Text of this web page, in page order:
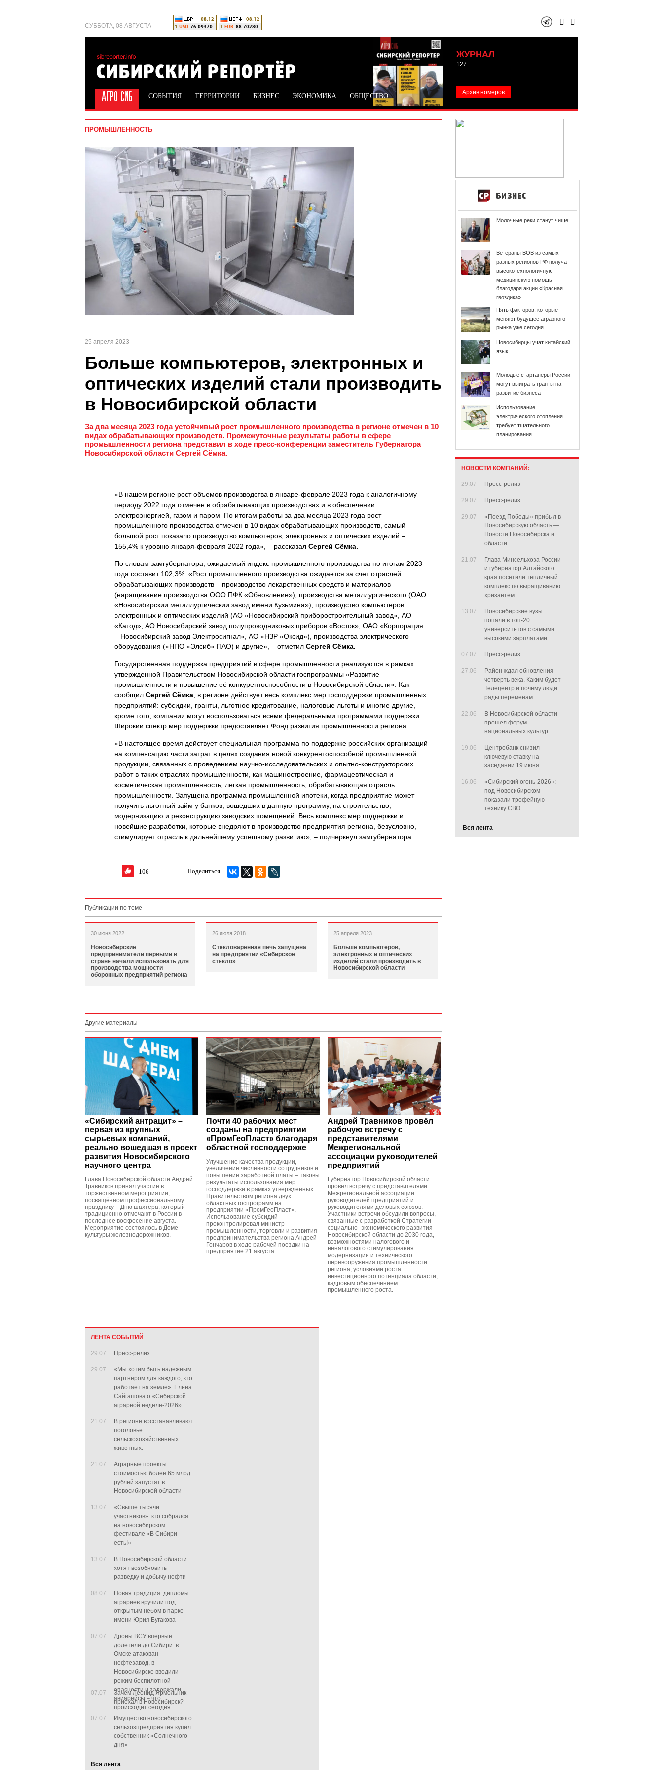
СУББОТА, 08 АВГУСТА
ЖУРНАЛ
127
Архив номеров
СОБЫТИЯ ТЕРРИТОРИИ БИЗНЕС ЭКОНОМИКА ОБЩЕСТВО
ПРОМЫШЛЕННОСТЬ
25 апреля 2023
Больше компьютеров, электронных и
оптических изделий стали производить
в Новосибирской области
За два месяца 2023 года устойчивый рост промышленного производства в регионе отмечен в 10
видах обрабатывающих производств. Промежуточные результаты работы в сфере
промышленности региона представил в ходе пресс-конференции заместитель Губернатора
Новосибирской области Сергей Сёмка.
«В нашем регионе рост объемов производства в январе-феврале 2023 года к аналогичному
периоду 2022 года отмечен в обрабатывающих производствах и в обеспечении
электроэнергией, газом и паром. По итогам работы за два месяца 2023 года рост
промышленного производства отмечен в 10 видах обрабатывающих производств, самый
большой рост показало производство компьютеров, электронных и оптических изделий –
155,4% к уровню января-февраля 2022 года», – рассказал Сергей Сёмка.
По словам замгубернатора, ожидаемый индекс промышленного производства по итогам 2023
года составит 102,3%. «Рост промышленного производства ожидается за счет отраслей
обрабатывающих производств – производство лекарственных средств и материалов
(наращивание производства ООО ПФК «Обновление»), производства металлургического (ОАО
«Новосибирский металлургический завод имени Кузьмина»), производство компьютеров,
электронных и оптических изделий (АО «Новосибирский приборостроительный завод», АО
«Катод», АО Новосибирский завод полупроводниковых приборов «Восток», ОАО «Корпорация
– Новосибирский завод Электросигнал», АО «НЗР «Оксид»), производства электрического
оборудования («НПО «Элсиб» ПАО) и другие», – отметил Сергей Сёмка.
Государственная поддержка предприятий в сфере промышленности реализуются в рамках
утвержденной Правительством Новосибирской области госпрограммы «Развитие
промышленности и повышение её конкурентоспособности в Новосибирской области». Как
сообщил Сергей Сёмка , в регионе действует весь комплекс мер господдержки промышленных
предприятий: субсидии, гранты, льготное кредитование, налоговые льготы и многие другие,
кроме того, компании могут воспользоваться всеми федеральными программами поддержки.
Широкий спектр мер поддержки предоставляет Фонд развития промышленности региона.
«В настоящее время действует специальная программа по поддержке российских организаций
на компенсацию части затрат в целях создания новой конкурентоспособной промышленной
продукции, связанных с проведением научно-исследовательских и опытно-конструкторских
работ в таких отраслях промышленности, как машиностроение, фармацевтическая и
косметическая промышленность, легкая промышленность, обрабатывающая отрасль
промышленности. Запущена программа промышленной ипотеки, когда предприятие может
получить льготный займ у банков, вошедших в данную программу, на строительство,
модернизацию и реконструкцию заводских помещений. Весь комплекс мер поддержки и
новейшие разработки, которые внедряют в производство предприятия региона, безусловно,
стимулирует отрасль к дальнейшему успешному развитию», – подчеркнул замгубернатора.
106 Поделиться:
Публикации по теме
30 июня 2022
Новосибирские
предприниматели первыми в
стране начали использовать для
производства мощности
оборонных предприятий региона
26 июля 2018
Стекловаренная печь запущена
на предприятии «Сибирское
стекло»
25 апреля 2023
Больше компьютеров,
электронных и оптических
изделий стали производить в
Новосибирской области
Другие материалы
«Сибирский антрацит» –
первая из крупных
сырьевых компаний,
реально вошедшая в проект
развития Новосибирского
научного центра
Глава Новосибирской области Андрей
Травников принял участие в
торжественном мероприятии,
посвящённом профессиональному
празднику – Дню шахтёра, который
традиционно отмечают в России в
последнее воскресение августа.
Мероприятие состоялось в Доме
культуры железнодорожников.
Почти 40 рабочих мест
созданы на предприятии
«ПромГеоПласт» благодаря
областной господдержке
Улучшение качества продукции,
увеличение численности сотрудников и
повышение заработной платы – таковы
результаты использования мер
господдержки в рамках утвержденных
Правительством региона двух
областных госпрограмм на
предприятии «ПромГеоПласт».
Использование субсидий
проконтролировал министр
промышленности, торговли и развития
предпринимательства региона Андрей
Гончаров в ходе рабочей поездки на
предприятие 21 августа.
Андрей Травников провёл
рабочую встречу с
представителями
Межрегиональной
ассоциации руководителей
предприятий
Губернатор Новосибирской области
провёл встречу с представителями
Межрегиональной ассоциации
руководителей предприятий и
руководителями деловых союзов.
Участники встречи обсудили вопросы,
связанные с разработкой Стратегии
социально–экономического развития
Новосибирской области до 2030 года,
возможностями налогового и
неналогового стимулирования
модернизации и технического
перевооружения промышленности
региона, условиями роста
инвестиционного потенциала области,
кадровым обеспечением
промышленного роста.
ЛЕНТА СОБЫТИЙ
29.07 Пресс-релиз
29.07
«Мы хотим быть надежным
партнером для каждого, кто
работает на земле»: Елена
Сайгашова о «Сибирской
аграрной неделе-2026»
21.07
В регионе восстанавливают
поголовье
сельскохозяйственных
животных.
21.07
Аграрные проекты
стоимостью более 65 млрд
рублей запустят в
Новосибирской области
13.07
«Свыше тысячи
участников»: кто собрался
на новосибирском
фестивале «В Сибири —
есть!»
13.07
В Новосибирской области
хотят возобновить
разведку и добычу нефти
08.07
Новая традиция: дипломы
аграриев вручили под
открытым небом в парке
имени Юрия Бугакова
07.07
Дроны ВСУ впервые
долетели до Сибири: в
Омске атакован
нефтезавод, в
Новосибирске вводили
режим беспилотной
опасности и задержали
авиарейсы – что
происходит сегодня
07.07
Зачем Леонид Ярмольник
приехал в Новосибирск?
07.07
Имущество новосибирского
сельхозпредприятия купил
собственник «Солнечного
дня»
Вся лента
Молочные реки станут чище
Ветераны ВОВ из самых
разных регионов РФ получат
высокотехнологичную
медицинскую помощь
благодаря акции «Красная
гвоздика»
Пять факторов, которые
меняют будущее аграрного
рынка уже сегодня
Новосибирцы учат китайский
язык
Молодые стартаперы России
могут выиграть гранты на
развитие бизнеса
Использование
электрического отопления
требует тщательного
планирования
НОВОСТИ КОМПАНИЙ:
29.07 Пресс-релиз
29.07 Пресс-релиз
29.07
«Поезд Победы» прибыл в
Новосибирскую область —
Новости Новосибирска и
области
21.07
Глава Минсельхоза России
и губернатор Алтайского
края посетили тепличный
комплекс по выращиванию
хризантем
13.07
Новосибирские вузы
попали в топ-20
университетов с самыми
высокими зарплатами
07.07 Пресс-релиз
27.06
Район ждал обновления
четверть века. Каким будет
Телецентр и почему люди
рады переменам
22.06
В Новосибирской области
прошел форум
национальных культур
19.06
Центробанк снизил
ключевую ставку на
заседании 19 июня
16.06
«Сибирский огонь-2026»:
под Новосибирском
показали трофейную
технику СВО
Вся лента